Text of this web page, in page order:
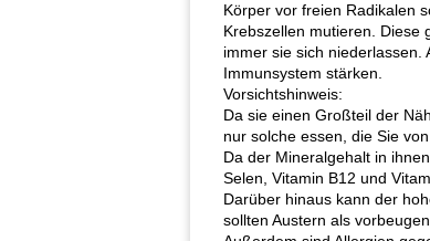
Körper vor freien Radikalen
Krebszellen mutieren. Diese
immer sie sich
Immunsystem stärken.
Vorsichtshinweis:
Da sie einen Großteil der
nur solche essen, die Sie
Da der Mineralgehalt in
Selen, Vitamin B12 und
Darüber hinaus kann der
sollten Austern als